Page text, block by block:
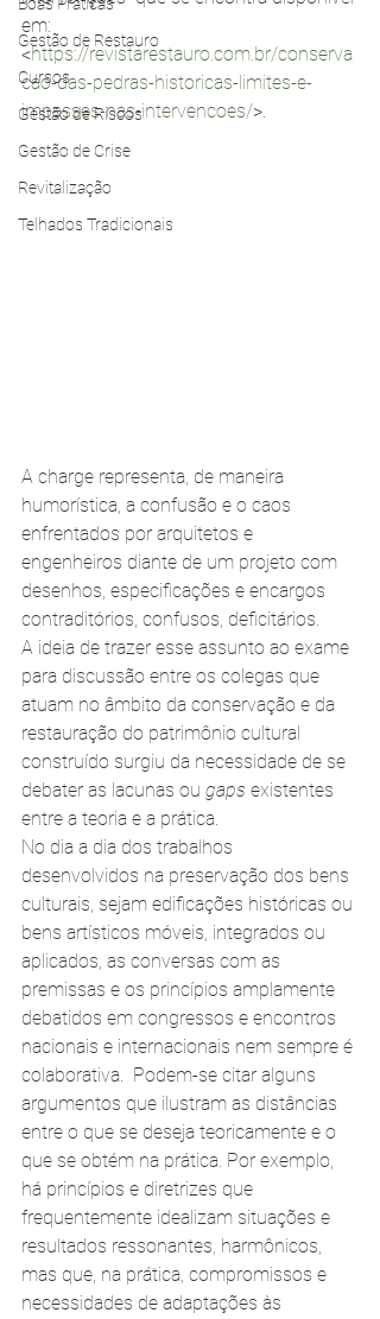
Gestão de Restauro
Cursos
Gestão de Riscos
Gestão de Crise
Revitalização
Telhados Tradicionais
em:
<https://revistarestauro.com.br/conserva
cao-das-pedras-historicas-limites-e-
impasses-nas-intervencoes/>.
A charge representa, de maneira
humorística, a confusão e o caos
enfrentados por arquitetos e
engenheiros diante de um projeto com
desenhos, especificações e encargos
contraditórios, confusos, deficitários.
A ideia de trazer esse assunto ao exame
para discussão entre os colegas que
atuam no âmbito da conservação e da
restauração do patrimônio cultural
construído surgiu da necessidade de se
debater as lacunas ou gaps existentes
entre a teoria e a prática.
No dia a dia dos trabalhos
desenvolvidos na preservação dos bens
culturais, sejam edificações históricas ou
bens artísticos móveis, integrados ou
aplicados, as conversas com as
premissas e os princípios amplamente
debatidos em congressos e encontros
nacionais e internacionais nem sempre é
colaborativa.  Podem-se citar alguns
argumentos que ilustram as distâncias
entre o que se deseja teoricamente e o
que se obtém na prática. Por exemplo,
há princípios e diretrizes que
frequentemente idealizam situações e
resultados ressonantes, harmônicos,
mas que, na prática, compromissos e
necessidades de adaptações às